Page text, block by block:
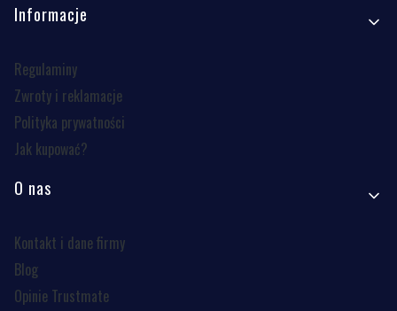
Informacje
Regulaminy
Zwroty i reklamacje
Polityka prywatności
Jak kupować?
O nas
Kontakt i dane firmy
Blog
Opinie Trustmate